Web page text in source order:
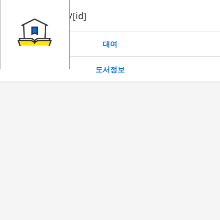
book/rent/[id]
대여
도서정보